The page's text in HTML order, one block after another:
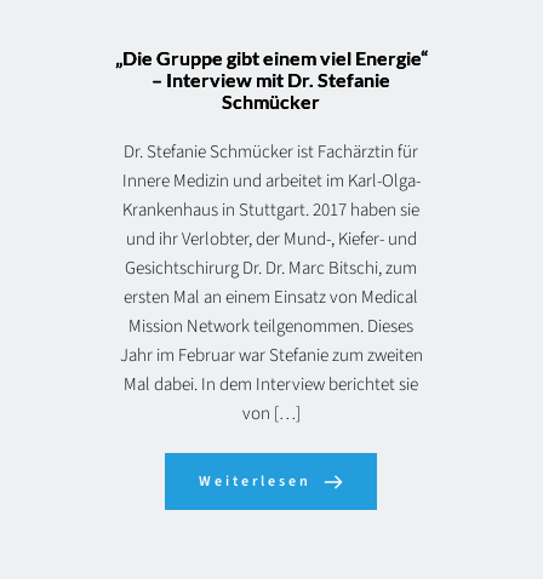
„Die Gruppe gibt einem viel Energie“
– Interview mit Dr. Stefanie
Schmücker
Dr. Stefanie Schmücker ist Fachärztin für
Innere Medizin und arbeitet im Karl-Olga-
Krankenhaus in Stuttgart. 2017 haben sie
und ihr Verlobter, der Mund-, Kiefer- und
Gesichtschirurg Dr. Dr. Marc Bitschi, zum
ersten Mal an einem Einsatz von Medical
Mission Network teilgenommen. Dieses
Jahr im Februar war Stefanie zum zweiten
Mal dabei. In dem Interview berichtet sie
von […]
Weiterlesen